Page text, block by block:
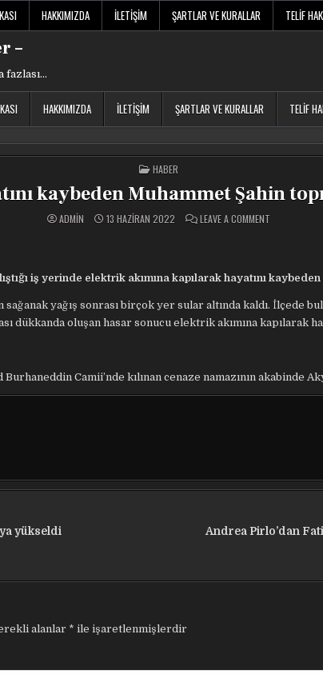
HAKKIMIZDA İLETIŞIM ŞARTLAR VE KURALLAR TELIF
–
fazlası…
HAKKIMIZDA İLETIŞIM ŞARTLAR VE KURALLAR TELIF
POSTED
IN
HABER
kaybeden Muhammet Şahin
ADMIN 13 HAZIRAN 2022 LEAVE A COMMENT
TOPRAĞA
VERILDI
iş yerinde elektrik akımına kapılarak hayatını
yağış sonrası birçok yer sular altında kaldı. İlçede
dükkanda oluşan hasar sonucu elektrik akımına kapılarak
Camii’nde kılınan cenaze namazının akabinde
Andrea Pirlo’dan
yükseldi
alanlar * ile işaretlenmişlerdir